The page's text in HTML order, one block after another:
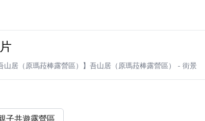
山居（原瑪菈棒露營區）】吾山居（原瑪菈棒露營區） - 街景